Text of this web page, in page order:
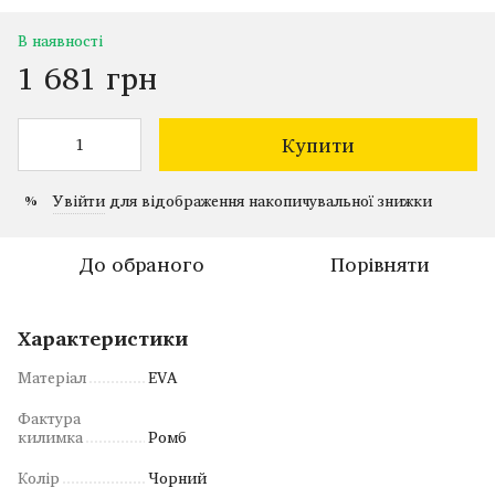
В наявності
1 681 грн
Купити
% Увійти для відображення накопичувальної знижки
До обраного Порівняти
Характеристики
Матеріал
EVA
Фактура
килимка
Ромб
Колір
Чорний